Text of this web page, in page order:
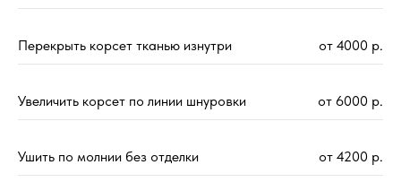
Перекрыть корсет тканью изнутри от 4000 р.
Увеличить корсет по линии шнуровки от 6000 р.
Ушить по молнии без отделки от 4200 р.